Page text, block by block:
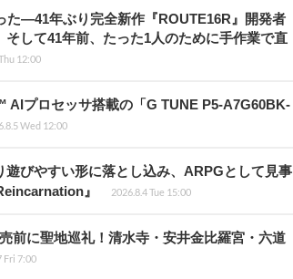
た―41年ぶり完全新作『ROUTE16R』開発者
して41年前、たった1人のために手作業で直
12:00
プロセッサ搭載の「G TUNE P5-A7G60BK-
Wed 12:00
遊びやすい形に落とし込み、ARPGとして見事
』
2026.8.4 Tue 15:00
前に聖地巡礼！清水寺・安井金比羅宮・六道
Fri 7:00